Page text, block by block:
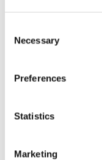
Selection
Necessary
Preferences
Statistics
Marketing